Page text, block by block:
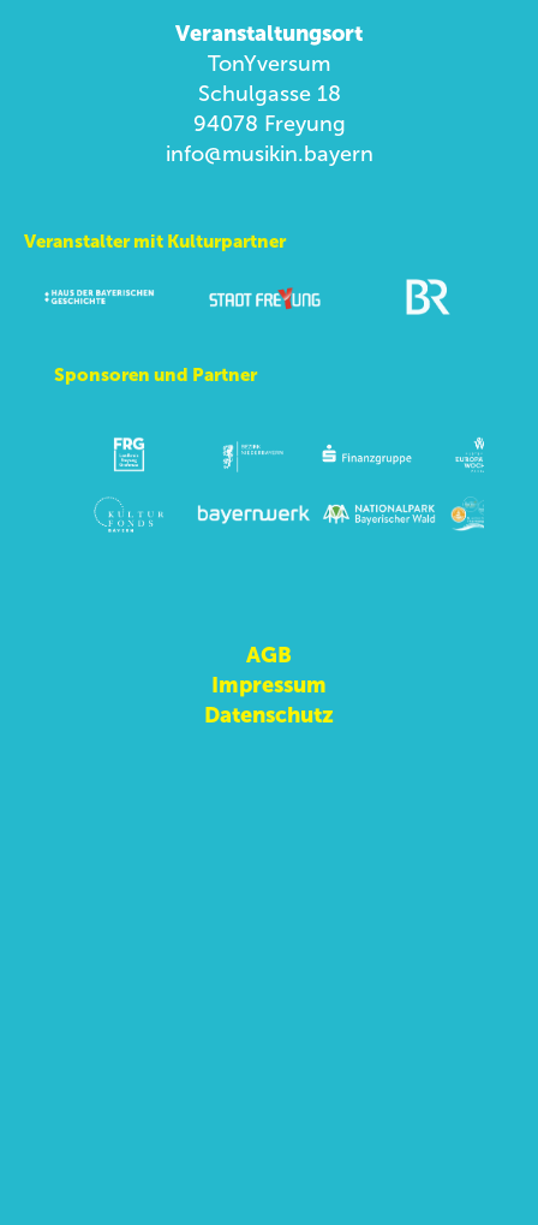
Veranstaltungsort
TonYversum
Schulgasse 18
94078 Freyung
info@musikin.bayern
Veranstalter mit Kulturpartner
Sponsoren und Partner
AGB
Impressum
Datenschutz